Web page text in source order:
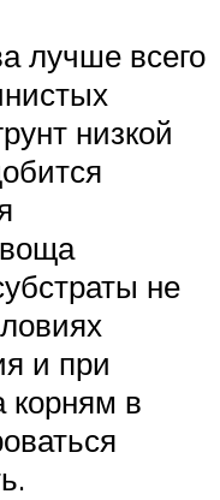
лучше всего
низкой
не
и при
корням в